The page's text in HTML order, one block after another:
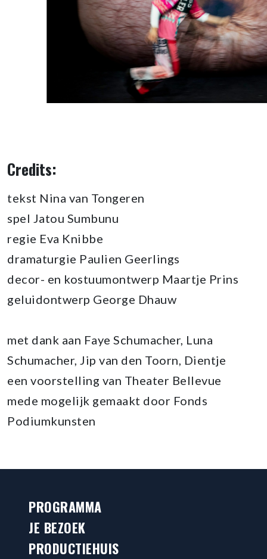
Credits:
tekst Nina van Tongeren
spel Jatou Sumbunu
regie Eva Knibbe
dramaturgie Paulien Geerlings
decor- en kostuumontwerp Maartje Prins
geluidontwerp George Dhauw
met dank aan Faye Schumacher, Luna
Schumacher, Jip van den Toorn, Dientje
een voorstelling van Theater Bellevue
mede mogelijk gemaakt door Fonds
Podiumkunsten
PROGRAMMA
JE BEZOEK
PRODUCTIEHUIS